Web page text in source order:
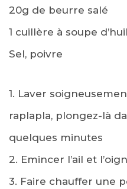
20g de beurre salé
1 cuillère à soupe
Sel, poivre
1. Laver
raplapla, plongez-là
quelques minutes
2. Emincer l’ail et
3. Faire chauffer une